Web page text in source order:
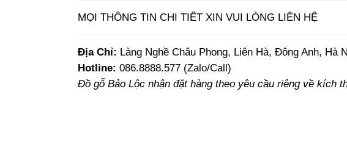
MỌI THÔNG TIN CHI TIẾT XIN VUI LÒNG LIÊN HỆ
Địa Chỉ: Làng Nghề Châu Phong, Liên Hà, Đông Anh, Hà
Hotline: 086.8888.577 (Zalo/Call)
Đồ gỗ Bảo Lộc nhận đặt hàng theo yêu cầu riêng về kích